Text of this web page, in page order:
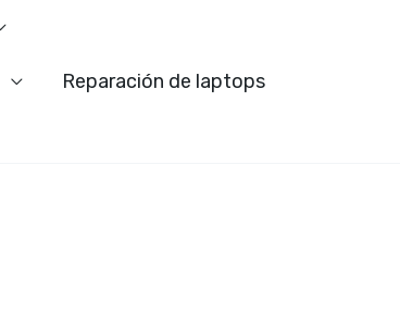
Reparación de laptops